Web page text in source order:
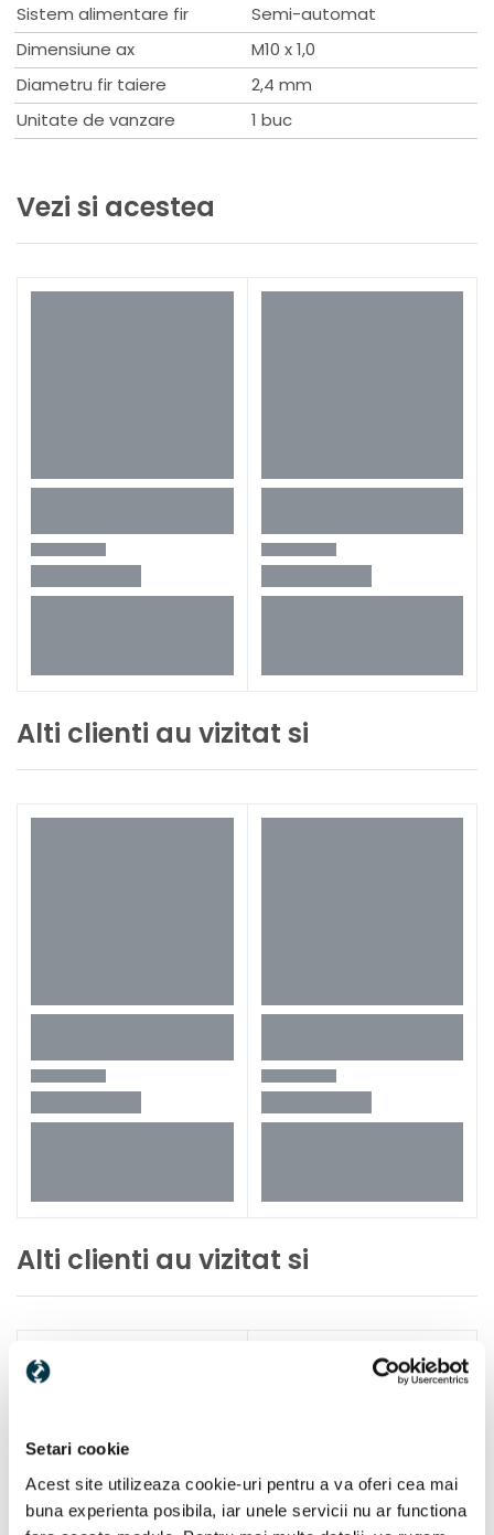
Setari cookie
Acest site utilizeaza cookie-uri pentru a va oferi cea mai
buna experienta posibila, iar unele servicii nu ar functiona
Sistem alimentare fir
Semi-automat
Dimensiune ax
M10 x 1,0
Diametru fir taiere
2,4 mm
Unitate de vanzare
1 buc
Vezi si acestea
Alti clienti au vizitat si
Alti clienti au vizitat si